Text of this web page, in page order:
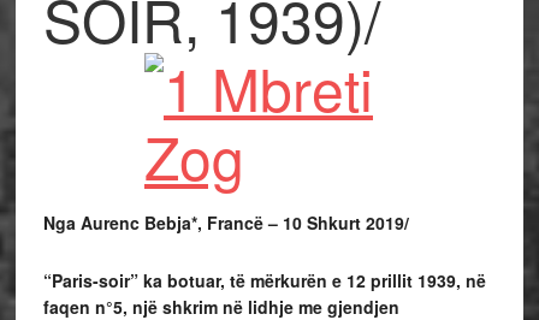
SOIR, 1939)/
Nga Aurenc Bebja*, Francë – 10 Shkurt 2019/
“Paris-soir” ka botuar, të mërkurën e 12 prillit 1939, në
faqen n°5, një shkrim në lidhje me gjendjen